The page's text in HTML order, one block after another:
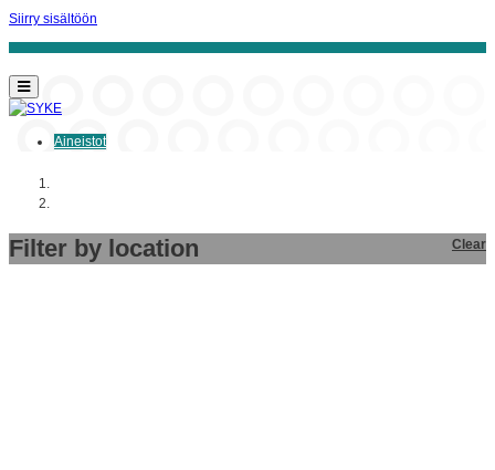
Siirry sisältöön
Aineistot
Filter by location Clear